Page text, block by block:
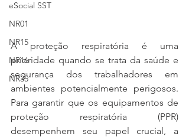
eSocial SST
NR01
NR15
NR16
NR35
A proteção respiratória é uma
prioridade quando se trata da saúde e
segurança dos trabalhadores em
ambientes potencialmente perigosos.
Para garantir que os equipamentos de
proteção respiratória (PPR)
desempenhem seu papel crucial, a